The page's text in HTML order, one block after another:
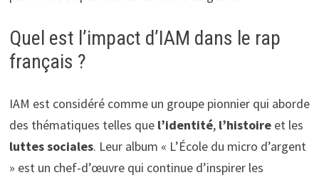
Quel est l’impact d’IAM dans le rap
français ?
IAM est considéré comme un groupe pionnier qui aborde
des thématiques telles que l’identité, l’histoireet les
luttes sociales. Leur album « L’École du micro d’argent
» est un chef-d’œuvre qui continue d’inspirer les